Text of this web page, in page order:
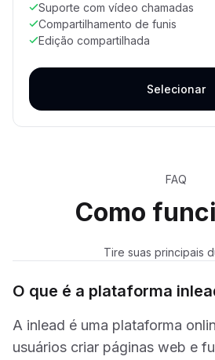
Suporte com vídeo chamadas
Compartilhamento de funis
Edição compartilhada
Selecionar
FAQ
Como
Tire suas principais
O que é a plataforma
A inlead é uma plataforma
usuários criar páginas web e